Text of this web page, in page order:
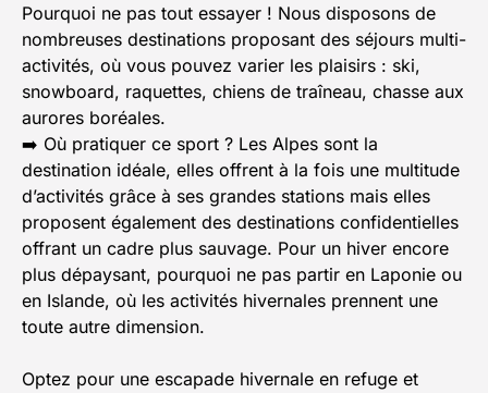
Pourquoi ne pas tout essayer ! Nous disposons de
nombreuses destinations proposant des séjours multi-
activités, où vous pouvez varier les plaisirs : ski,
snowboard, raquettes, chiens de traîneau, chasse aux
aurores boréales.
➡️ Où pratiquer ce sport ? Les Alpes sont la
destination idéale, elles offrent à la fois une multitude
d’activités grâce à ses grandes stations mais elles
proposent également des destinations confidentielles
offrant un cadre plus sauvage. Pour un hiver encore
plus dépaysant, pourquoi ne pas partir en Laponie ou
en Islande, où les activités hivernales prennent une
toute autre dimension.
Optez pour une escapade hivernale en refuge et